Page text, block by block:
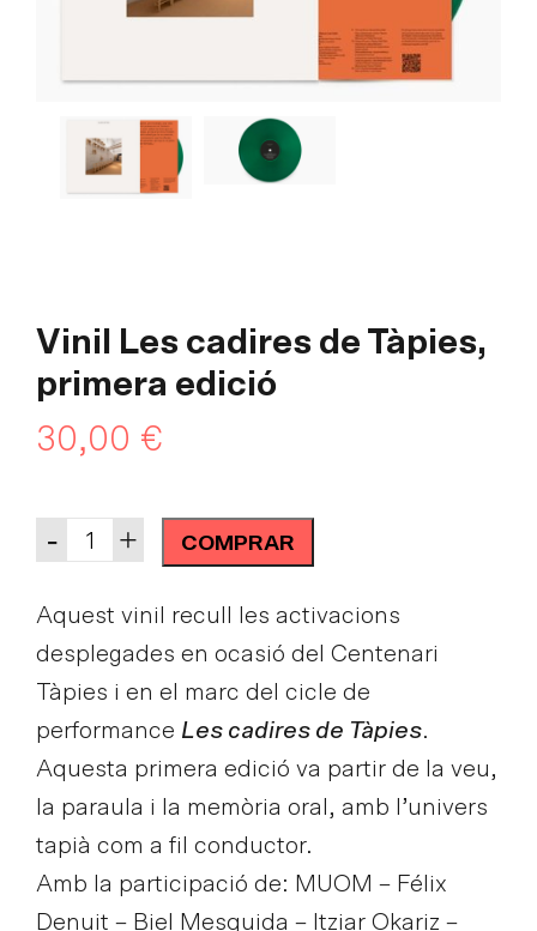
Vinil Les cadires de Tàpies,
primera edició
30,00 €
Quantity +
- COMPRAR
Aquest vinil recull les activacions
desplegades en ocasió del Centenari
Tàpies i en el marc del cicle de
performance Les cadires de Tàpies.
Aquesta primera edició va partir de la veu,
la paraula i la memòria oral, amb l’univers
tapià com a fil conductor.
Amb la participació de: MUOM – Félix
Denuit – Biel Mesquida – Itziar Okariz –